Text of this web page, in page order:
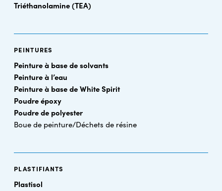
Triéthanolamine (TEA)
PEINTURES
Peinture à base de solvants
Peinture à l’eau
Peinture à base de White Spirit
Poudre époxy
Poudre de polyester
Boue de peinture/Déchets de résine
PLASTIFIANTS
Plastisol